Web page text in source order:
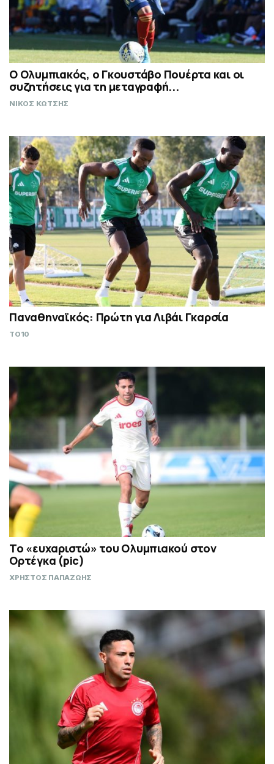
Ο Ολυμπιακός, ο Γκουστάβο Πουέρτα και οι
συζητήσεις για τη μεταγραφή...
ΝΙΚΟΣ ΚΩΤΣΗΣ
Παναθηναϊκός: Πρώτη για Λιβάι Γκαρσία
TO10
Το «ευχαριστώ» του Ολυμπιακού στον
Ορτέγκα (pic)
ΧΡΗΣΤΟΣ ΠΑΠΑΖΩΗΣ